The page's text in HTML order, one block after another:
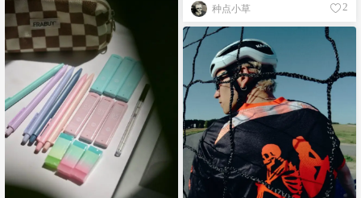
种点小草 2